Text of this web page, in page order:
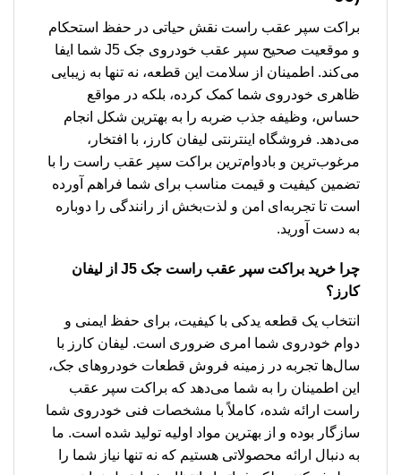
براکت سپر عقب راست نقش حیاتی در حفظ استحکام
و موقعیت صحیح سپر عقب خودروی جک J5 شما ایفا
می‌کند. اطمینان از سلامت این قطعه، نه تنها به زیبایی
ظاهری خودروی شما کمک کرده، بلکه در مواقع
حساس، وظیفه جذب ضربه را به بهترین شکل انجام
می‌دهد. فروشگاه اینترنتی لیفان کارز، با افتخار،
مرغوب‌ترین و بادوام‌ترین براکت سپر عقب راست را با
تضمین کیفیت و قیمت مناسب برای شما فراهم آورده
است تا تجربه‌ای امن و لذت‌بخش از رانندگی را دوباره
به دست آورید.
چرا خرید براکت سپر عقب راست جک J5
از لیفان
کارز؟
انتخاب یک قطعه یدکی با کیفیت، برای حفظ ایمنی و
دوام خودروی شما امری ضروری است. لیفان کارز با
سال‌ها تجربه در زمینه فروش قطعات خودروهای جک،
این اطمینان را به شما می‌دهد که براکت سپر عقب
راست ارائه شده، کاملاً با مشخصات فنی خودروی شما
سازگار بوده و از بهترین مواد اولیه تولید شده است. ما
به دنبال ارائه محصولاتی هستیم که نه تنها نیاز شما را